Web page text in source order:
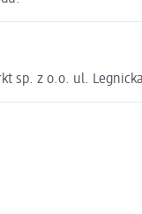
sp. z o.o. ul.